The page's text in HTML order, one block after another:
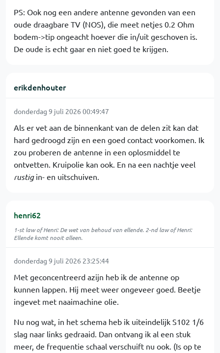
PS: Ook nog een andere antenne gevonden van een
oude draagbare TV (NOS), die meet netjes 0.2 Ohm
bodem->tip ongeacht hoever die in/uit geschoven is.
De oude is echt gaar en niet goed te krijgen.
erikdenhouter
donderdag 9 juli 2026 00:49:47
Als er vet aan de binnenkant van de delen zit kan dat
hard gedroogd zijn en een goed contact voorkomen. Ik
zou proberen de antenne in een oplosmiddel te
ontvetten. Kruipolie kan ook. En na een nachtje veel
rustigin- en uitschuiven.
henri62
1-st law of Henri: De wet van behoud van ellende. 2-nd law of Henri:
Ellende komt nooit alleen.
donderdag 9 juli 2026 23:25:44
Met geconcentreerd azijn heb ik de antenne op
kunnen lappen. Hij meet weer ongeveer goed. Beetje
ingevet met naaimachine olie.
Nu nog wat, in het schema heb ik uiteindelijk S102 1/6
slag naar links gedraaid. Dan ontvang ik al een stuk
meer, de frequentie schaal verschuift nu ook. (Is op te